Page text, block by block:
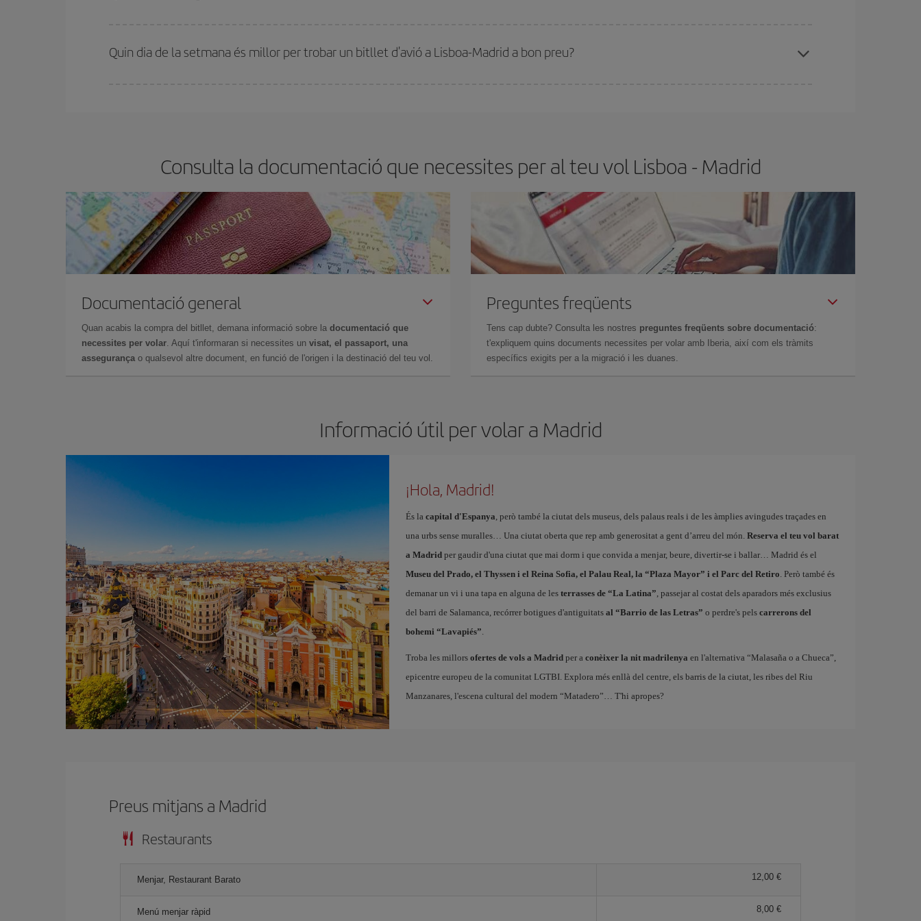
Quin dia de la setmana és millor per trobar un bitllet d'avió a Lisboa-Madrid a bon preu?
Consulta la documentació que necessites per al teu vol Lisboa - Madrid
Documentació general
Quan acabis la compra del bitllet, demana informació sobre la documentació que
necessites per volar. Aquí t'informaran si necessites un visat, el passaport, una
assegurança o qualsevol altre document, en funció de l'origen i la destinació del teu vol.
Preguntes freqüents
Tens cap dubte? Consulta les nostres preguntes freqüents sobre documentació:
t'expliquem quins documents necessites per volar amb Iberia, així com els tràmits
específics exigits per a la migració i les duanes.
Informació útil per volar a Madrid
¡Hola, Madrid!
És la capital d'Espanya, però també la ciutat dels museus, dels palaus reals i de les àmplies avingudes traçades en
una urbs sense muralles… Una ciutat oberta que rep amb generositat a gent d’arreu del món. Reserva el teu vol barat
a Madridper gaudir d'una ciutat que mai dorm i que convida a menjar, beure, divertir-se i ballar… Madrid és el
Museu del Prado, el Thyssen i el Reina Sofia, el Palau Real, la “Plaza Mayor” i el Parc del Retiro. Però també és
demanar un vi i una tapa en alguna de les terrasses de “La Latina”, passejar al costat dels aparadors més exclusius
del barri de Salamanca, recórrer botigues d'antiguitats al “Barrio de las Letras” o perdre's pels carrerons del
bohemi “Lavapiés”.
Troba les millors ofertes de vols a Madridper a conèixer la nit madrilenya en l'alternativa “Malasaña o a Chueca”,
epicentre europeu de la comunitat LGTBI. Explora més enllà del centre, els barris de la ciutat, les ribes del Riu
Manzanares, l'escena cultural del modern “Matadero”… T'hi apropes?
Preus mitjans a Madrid
Restaurants
Menjar, Restaurant Barato 12,00
Menú menjar ràpid 8,00